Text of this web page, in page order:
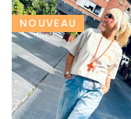
Les
options
peuvent
être
choisies
sur
la
NOUVEAU